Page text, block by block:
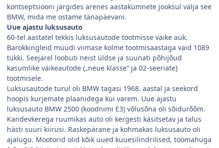
kontseptsiooni järgides arenes aastakümnete jooksul välja see
BMW, mida me ostame tänapäevani.
Uue ajastu luksusauto
60-tel aastatel tekkis luksusautode tootmisse väike auk.
Barokkingleid müüdi viimase kolme tootmisaastaga vaid 1089
tükki. Seejärel loobuti neist üldse ja suunati põhijõud
kasumlike väikeautode („neue klasse“ ja 02-seeriate)
tootmisele.
Luksusautode turul oli BMW tagasi 1968. aastal ja seekord
hoopis kurjemate plaanidega kui varem. Uue ajastu
luksusauto BMW 2500 (koodnimi E3) võlusõna oli sõidurõõm.
Kandevkerega ruumikas auto oli kergesti käsitsetav ja talus
hästi suuri kiirusi. Raskepärane ja kohmakas luksusauto oli
ajalugu. Mootorid olid kõik uued kuuesilindrilised, töömahuga